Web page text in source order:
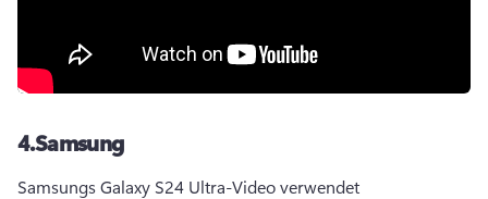
4.Samsung
Samsungs Galaxy S24 Ultra-Video verwendet